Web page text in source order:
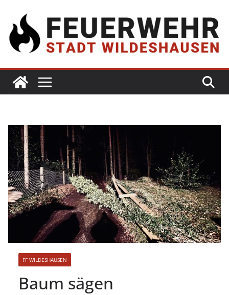
FF WILDESHAUSEN
Baum sägen